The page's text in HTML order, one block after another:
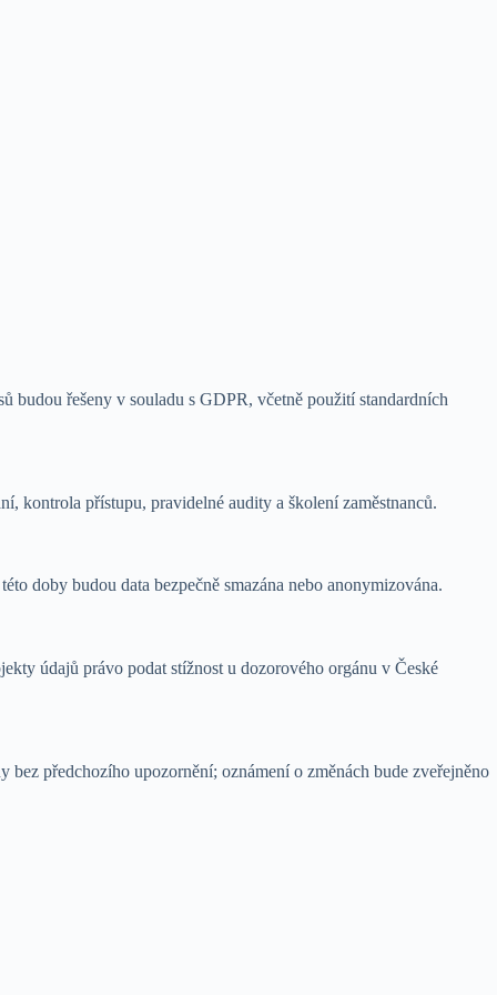
budou řešeny v souladu s GDPR, včetně použití standardních
kontrola přístupu, pravidelné audity a školení zaměstnanců.
doby budou data bezpečně smazána nebo anonymizována.
údajů právo podat stížnost u dozorového orgánu v České
předchozího upozornění; oznámení o změnách bude zveřejněno